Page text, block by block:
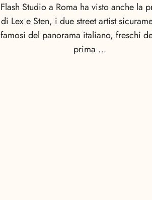
Flash Studio a Roma ha visto anche la
di Lex e Sten, i due street artist
famosi del panorama italiano, freschi
prima …